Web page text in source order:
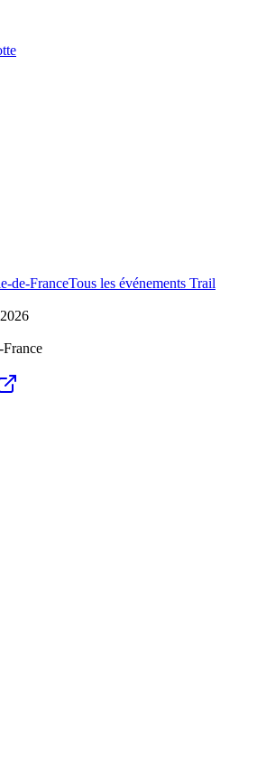
de-FranceTous les événements Trail